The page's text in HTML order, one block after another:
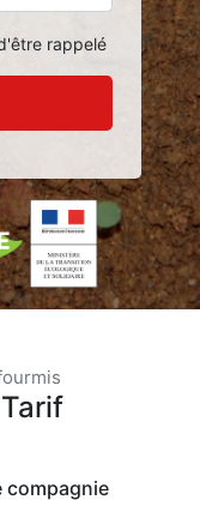
rappelé
compagnie